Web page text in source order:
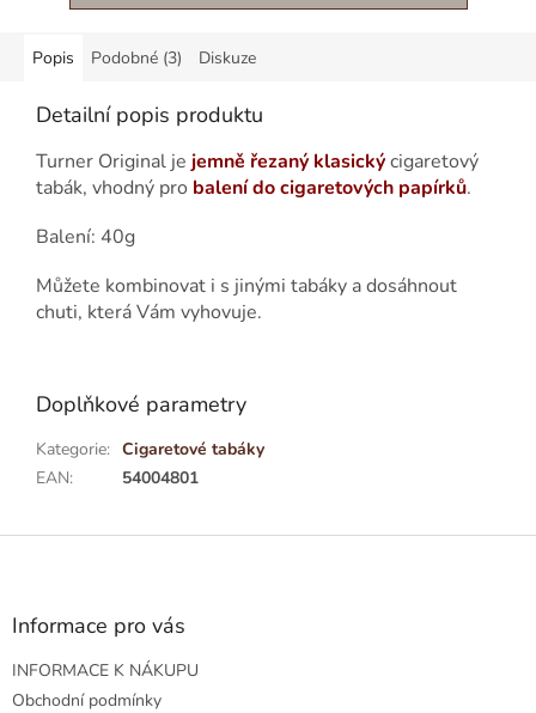
Popis Podobné (3) Diskuze
Detailní popis produktu
Turner Original je jemně řezaný klasickýcigaretový
tabák, vhodný pro balení do cigaretových papírků.
Balení: 40g
Můžete kombinovat i s jinými tabáky a dosáhnout
chuti, která Vám vyhovuje.
Doplňkové parametry
Kategorie: Cigaretové tabáky
EAN: 54004801
Z
Informace pro vás
INFORMACE K NÁKUPU
Obchodní podmínky